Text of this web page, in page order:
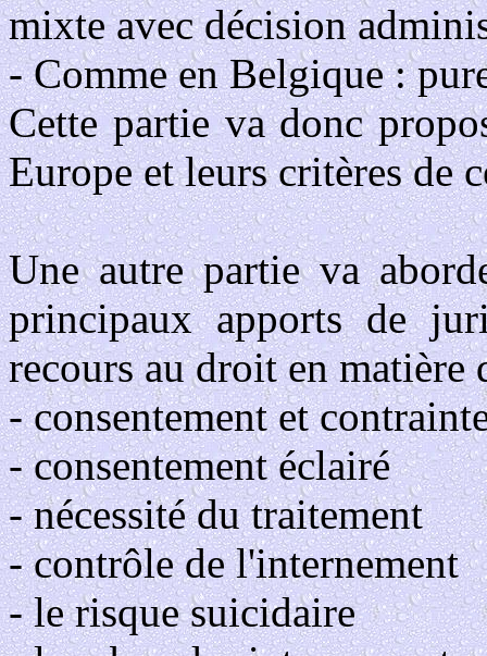
mixte avec décision
- Comme en Belgique :
Cette partie va donc
Europe et leurs critères de
Une autre partie va
principaux apports de
recours au droit en matière
- consentement et
- consentement éclairé
- nécessité du traitement
- contrôle de l'internement
- le risque suicidaire